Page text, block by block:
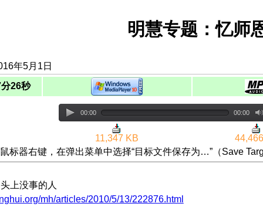
明慧专题：忆师
年5月1日
26秒
00:00 00:00
11,347 KB
标器右键，在弹出菜单中选择“目标文件保存为…”（Save
上没事的人
mh/articles/2010/5/13/222876.html